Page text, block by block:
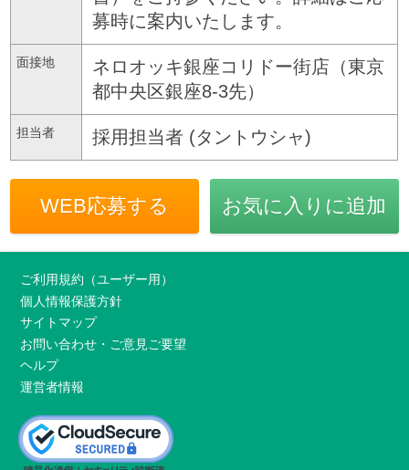
募時に案内いたします。
面接地
ネロオッキ銀座コリドー街店（東京
都中央区銀座8-3先）
担当者 採用担当者 (タントウシャ)
WEB応募する お気に入りに追加
ご利用規約（ユーザー用）
個人情報保護方針
サイトマップ
お問い合わせ・ご意見ご要望
ヘルプ
運営者情報